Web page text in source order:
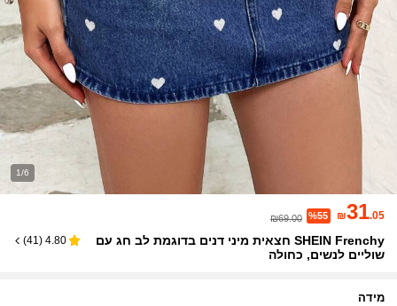
1/6
₪31.05
%55
₪69.00
SHEIN Frenchy חצאית מיני דנים בדוגמת לב חג עם
שוליים לנשים, כחולה
4.80
(
41
)
מידה